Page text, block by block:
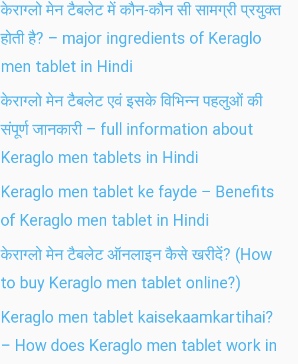
केराग्लो मेन टैबलेट में कौन-कौन सी सामग्री प्रयुक्त
होती है? – major ingredients of Keraglo
men tablet in Hindi
केराग्लो मेन टैबलेट एवं इसके विभिन्न पहलुओं की
संपूर्ण जानकारी – full information about
Keraglo men tablets in Hindi
Keraglo men tablet ke fayde – Benefits
of Keraglo men tablet in Hindi
केराग्लो मेन टैबलेट ऑनलाइन कैसे खरीदें? (How
to buy Keraglo men tablet online?)
Keraglo men tablet kaisekaamkartihai?
– How does Keraglo men tablet work in